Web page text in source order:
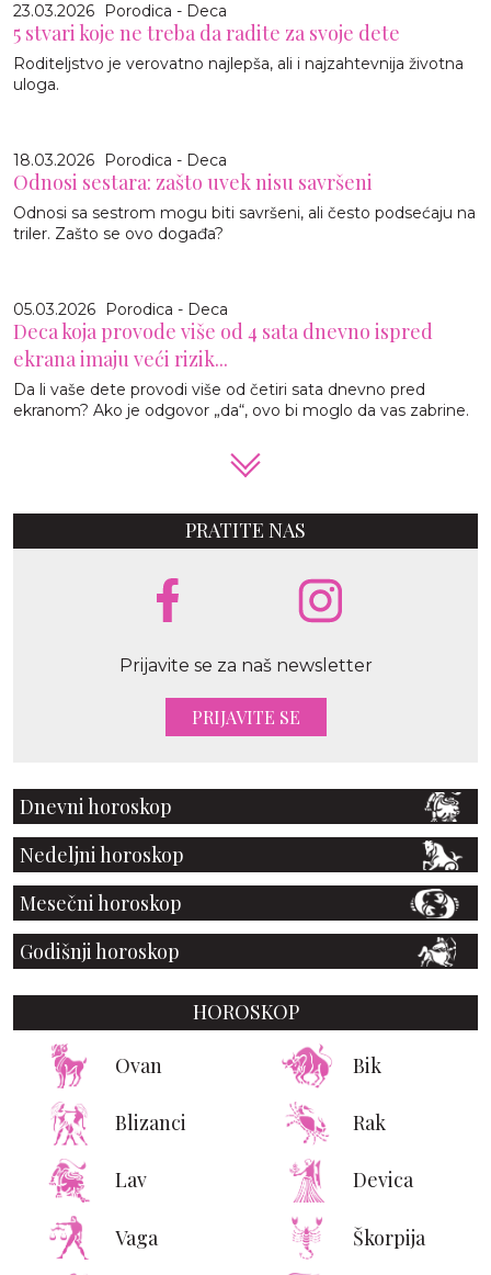
23.03.2026 Porodica - Deca
5 stvari koje ne treba da radite za svoje dete
Roditeljstvo je verovatno najlepša, ali i najzahtevnija životna
uloga.
18.03.2026 Porodica - Deca
Odnosi sestara: zašto uvek nisu savršeni
Odnosi sa sestrom mogu biti savršeni, ali često podsećaju na
triler. Zašto se ovo događa?
05.03.2026 Porodica - Deca
Deca koja provode više od 4 sata dnevno ispred
ekrana imaju veći rizik...
Da li vaše dete provodi više od četiri sata dnevno pred
ekranom? Ako je odgovor „da“, ovo bi moglo da vas zabrine.
PRATITE NAS
Prijavite se za naš newsletter
PRIJAVITE SE
Dnevni horoskop
Nedeljni horoskop
Mesečni horoskop
Godišnji horoskop
HOROSKOP
Ovan Bik
Blizanci Rak
Lav Devica
Vaga Škorpija